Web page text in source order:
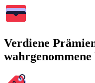
Verdiene